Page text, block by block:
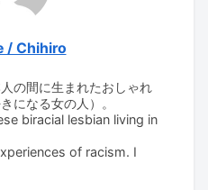
/ Chihiro
の間に生まれたおしゃれ
になる女の人）。
biracial lesbian living in
of racism. I